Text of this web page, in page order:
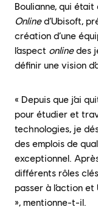
Boulianne, qui
Onlined’Ubisoft,
création d’une
l’aspect onlinedes
définir une vision
« Depuis que j’ai
pour étudier et
technologies, je
des emplois de
exceptionnel.
différents rôles
passer à l’action
», mentionne-t-il.